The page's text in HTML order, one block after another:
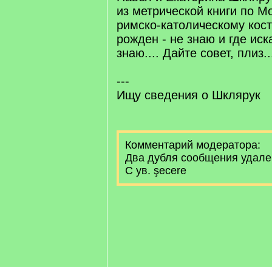
из метрической книги по
римско-католическому
рожден - не знаю и где
знаю.... Дайте совет,
---
Ищу сведения о Шклярук
Комментарий модератора:
Два дубля сообщения
С ув. şecere